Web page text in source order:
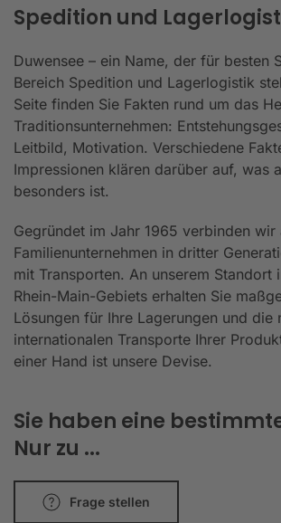
Spedition und
Duwensee – ein Name, der für besten
Bereich Spedition und Lagerlogistik
Seite finden Sie Fakten rund um das
Traditionsunternehmen:
Leitbild, Motivation. Verschiedene
Impressionen klären darüber auf, was
besonders ist.
Gegründet im Jahr 1965 verbinden wir
Familienunternehmen in dritter
mit Transporten. An unserem Standort
Rhein-Main-Gebiets erhalten Sie
Lösungen für Ihre Lagerungen und die
internationalen Transporte Ihrer
einer Hand ist unsere Devise.
Sie haben eine
Nur zu ...
Frage stellen